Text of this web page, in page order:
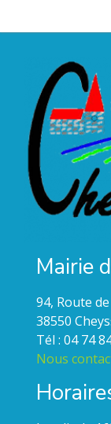
Mairie
94, Route
38550
Tél : 04 74
Nous